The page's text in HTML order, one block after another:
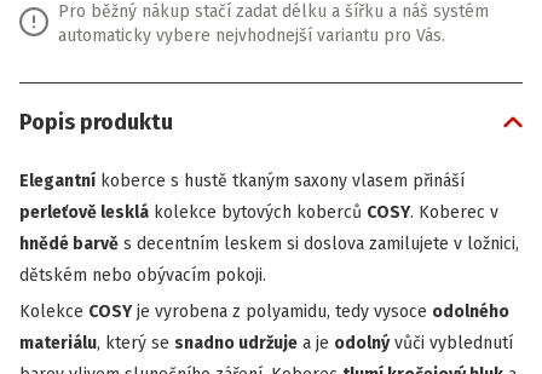
Pro běžný nákup stačí zadat délku a šířku a náš systém
automaticky vybere nejvhodnejší variantu pro Vás.
Popis produktu
Elegantní koberce s hustě tkaným saxony vlasem přináší
perleťově lesklá kolekce bytových koberců COSY. Koberec v
hnědé barvě s decentním leskem si doslova zamilujete v ložnici,
dětském nebo obývacím pokoji.
Kolekce COSYje vyrobena z polyamidu, tedy vysoce odolného
materiálu, který se snadno udržuje a je odolnývůči vyblednutí